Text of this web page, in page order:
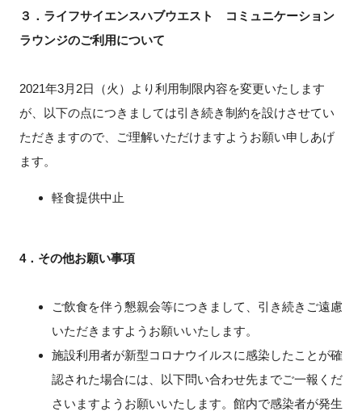
３．ライフサイエンスハブウエスト コミュニケーション
ラウンジのご利用について
2021年3月 2日（火）より利用制限内容を変更いたします
が、以下の点につきましては引き続き制約を設けさせてい
ただきますので、ご理解いただけますようお願い申しあげ
ます。
軽食提供中止
4．その他お願い事項
ご飲食を伴う懇親会等につきまして、引き続きご遠慮
いただきますようお願いいたします。
施設利用者が新型コロナウイルスに感染したことが確
認された場合には、以下問い合わせ先までご一報くだ
さいますようお願いいたします。館内で感染者が発生